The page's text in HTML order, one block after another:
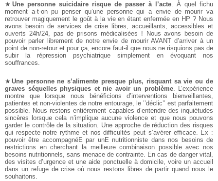
★ Une personne suicidaire risque de passer à l’acte. À quel fichu
moment a-t-on pu penser qu’une personne qui a envie de mourir va
retrouver magiquement le goût à la vie en étant enfermée en HP ? Nous
avons besoin de services de crise libres, accueillants, accessibles et
ouverts 24h/24, pas de prisons médicalisées ! Nous avons besoin de
pouvoir parler librement de notre envie de mourir AVANT d’arriver à un
point de non-retour et pour ça, encore faut-il que nous ne risquions pas de
subir la répression psychiatrique simplement en évoquant nos
souffrances.
★ Une personne ne s’alimente presque plus, risquant sa vie ou de
graves séquelles physiques et nie avoir un problème. L’expérience
montre que lorsque nous bénéficions d’interventions bienveillantes,
patientes et non-violentes de notre entourage, le ’’déclic’’ est parfaitement
possible. Nous restons entièrement capables d’entendre des inquiétudes
sincères lorsque cela n’implique aucune violence et que nous pouvons
garder le contrôle de la situation. Une approche de réduction des risques
qui respecte notre rythme et nos difficultés peut s’avérer efficace. Ex :
pouvoir être accompagnéE par unE nutritionniste dans nos besoins de
restrictions en cherchant la meilleure combinaison possible avec nos
besoins nutritionnels, sans menace de contrainte. En cas de danger vital,
des visites d’urgence et une aide ponctuelle à domicile, voire un accueil
dans un refuge de crise où nous restons libres de partir quand nous le
souhaitons.